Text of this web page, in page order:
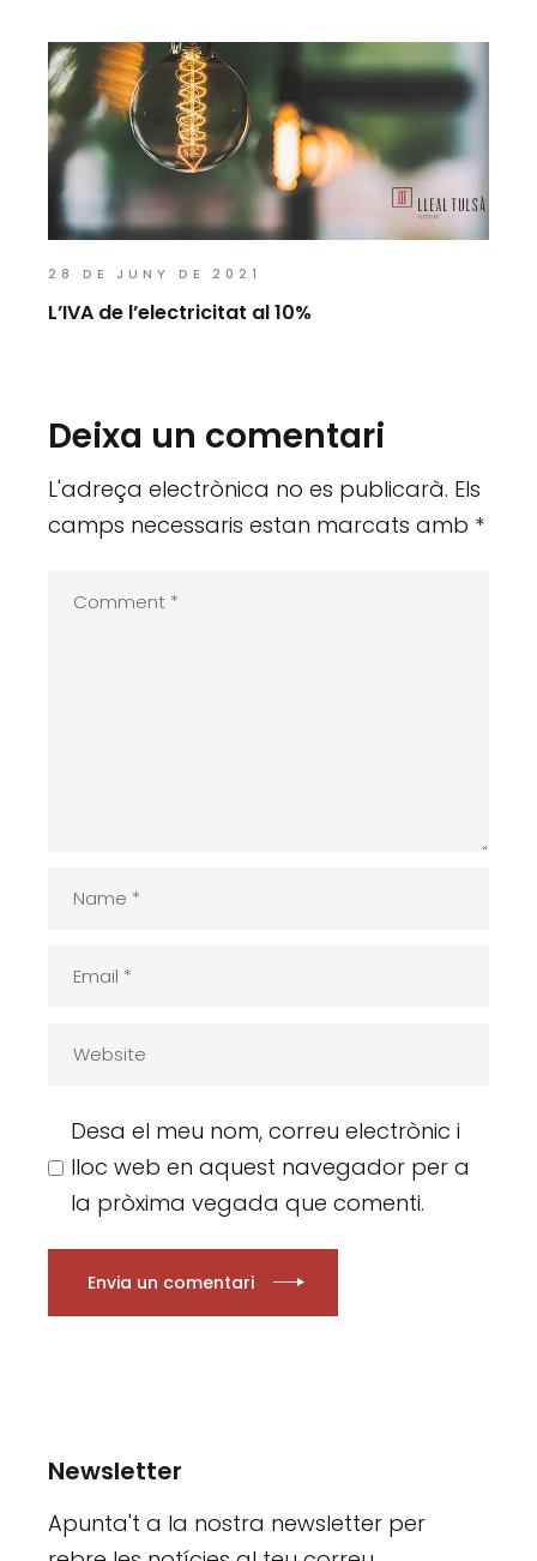
28 DE JUNY DE 2021
L’IVA de l’electricitat al 10%
Deixa un comentari
L'adreça electrònica no es publicarà. Els
camps necessaris estan marcats amb *
Desa el meu nom, correu electrònic i
lloc web en aquest navegador per a
la pròxima vegada que comenti.
Envia un comentari
Newsletter
Apunta't a la nostra newsletter per